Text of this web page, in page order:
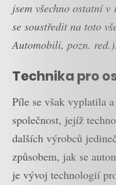
jsem všechno ostatní
se soustředit na toto
Automobili, pozn.
Technika pro
Píle se však vyplatila
společnost, jejíž
dalších výrobců
způsobem, jak se
je vývoj technologií